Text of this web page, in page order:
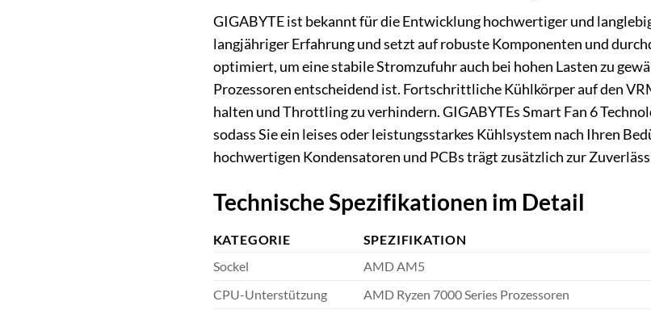
GIGABYTE ist bekannt für die Entwicklung hochwertiger und
langjähriger Erfahrung und setzt auf robuste Komponenten und
optimiert, um eine stabile Stromzufuhr auch bei hohen Lasten zu
Prozessoren entscheidend ist. Fortschrittliche Kühlkörper auf den
halten und Throttling zu verhindern. GIGABYTEs Smart Fan 6
sodass Sie ein leises oder leistungsstarkes Kühlsystem nach Ihren
hochwertigen Kondensatoren und PCBs trägt zusätzlich zur
Technische Spezifikationen im Detail
KATEGORIE
SPEZIFIKATION
Sockel
AMD AM5
CPU-Unterstützung
AMD Ryzen 7000 Series Prozessoren